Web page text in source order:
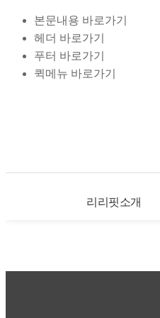
본문내용 바로가기
헤더 바로가기
푸터 바로가기
퀵메뉴 바로가기
리리핏소개